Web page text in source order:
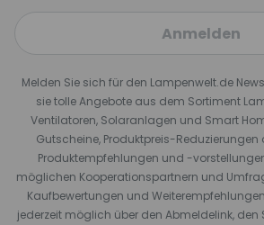
Anmelden
Melden Sie sich für den Lampenwelt.de
sie tolle Angebote aus dem Sortiment
Ventilatoren, Solaranlagen und Smart
Gutscheine, Produktpreis-Reduzierungen
Produktempfehlungen und -
möglichen Kooperationspartnern und
Kaufbewertungen und
jederzeit möglich über den Abmeldelink, den